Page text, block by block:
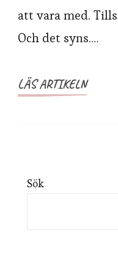
att vara med.
Och det syns.…
LÄS ARTIKELN
Sök